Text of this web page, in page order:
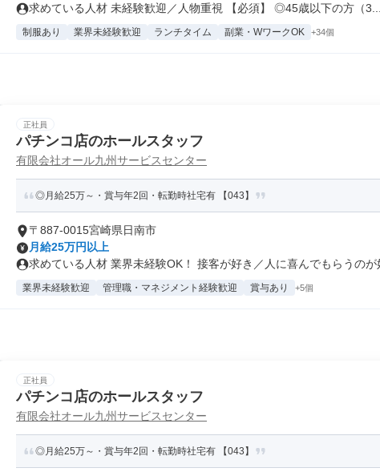
求めている人材 未経験歓迎／人物重視 【必須】 ◎45歳以下の方（
制服あり 業界未経験歓迎 ランチタイム 副業・WワークOK +34個
正社員
パチンコ店のホールスタッフ
有限会社オール九州サービスセンター
◎月給25万～・賞与年2回・転勤時社宅有 【043】
〒887-0015宮崎県日南市
月給25万円以上
求めている人材 業界未経験OK！ 接客が好き／人に喜んでもらうのが
業界未経験歓迎 管理職・マネジメント経験歓迎 賞与あり +5個
正社員
パチンコ店のホールスタッフ
有限会社オール九州サービスセンター
◎月給25万～・賞与年2回・転勤時社宅有 【043】